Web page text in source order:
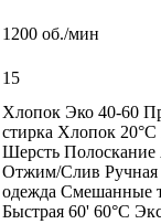
1200 об./мин
15
Хлопок Эко 40-60
стирка Хлопок
Шерсть Полоскание
Отжим/Слив Ручная
одежда Смешанные
Быстрая 60' 60°C